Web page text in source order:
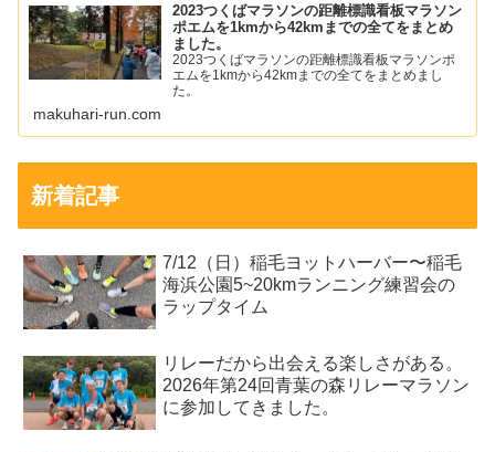
2023つくばマラソンの距離標識看板マラソン
ポエムを1kmから42kmまでの全てをまとめ
ました。
2023つくばマラソンの距離標識看板マラソンポ
エムを1kmから42kmまでの全てをまとめまし
た。
makuhari-run.com
新着記事
7/12（日）稲毛ヨットハーバー〜稲毛
海浜公園5~20kmランニング練習会の
ラップタイム
リレーだから出会える楽しさがある。
2026年第24回青葉の森リレーマラソン
に参加してきました。